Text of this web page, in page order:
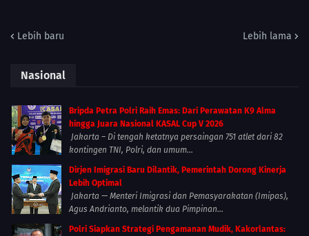
Lebih baru Lebih lama
Nasional
Bripda Petra Polri Raih Emas: Dari Perawatan K9 Alma
hingga Juara Nasional KASAL Cup V 2026
Jakarta – Di tengah ketatnya persaingan 751 atlet dari 82
kontingen TNI, Polri, dan umum...
Dirjen Imigrasi Baru Dilantik, Pemerintah Dorong Kinerja
Lebih Optimal
Jakarta — Menteri Imigrasi dan Pemasyarakatan (Imipas),
Agus Andrianto, melantik dua Pimpinan...
Polri Siapkan Strategi Pengamanan Mudik, Kakorlantas: